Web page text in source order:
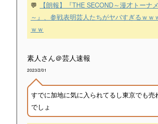
💬
【朗報】『THE SECOND～漫才トーナ
～』、参戦表明芸人たちがヤバすぎるｗｗ
ｗｗ
素人さん＠芸人速報
2023/2/01
すでに加地に気に入られてるし東京でも売
でしょ